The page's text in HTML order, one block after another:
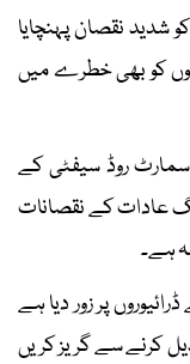
شدید نقصان پہنچایا
کو بھی خطرے میں
روڈ سیفٹی کے
عادات کے نقصانات
ہے۔
پر زور دیا ہے
کرنے سے گریز کریں